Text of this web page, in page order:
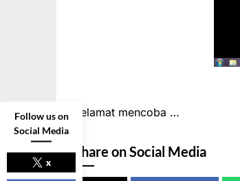
Selamat mencoba …
Share on Social Media
Follow us on
Social Media
x